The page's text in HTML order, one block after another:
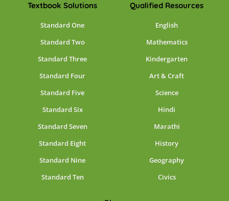
Textbook Solutions
Standard One
Standard Two
Standard Three
Standard Four
Standard Five
Standard Six
Standard Seven
Standard Eight
Standard Nine
Standard Ten
Qualified Resources
English
Mathematics
Kindergarten
Art & Craft
Science
Hindi
Marathi
History
Geography
Civics